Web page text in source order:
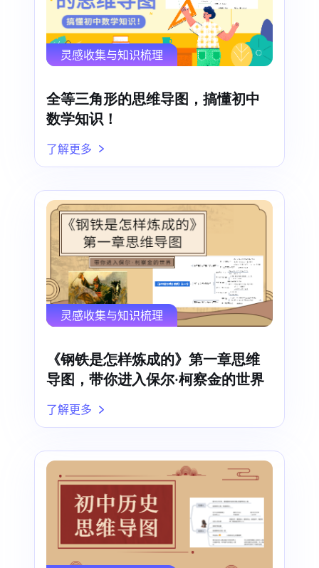
灵感收集与知识梳理
全等三角形的思维导图，搞懂初中
数学知识！
了解更多
灵感收集与知识梳理
《钢铁是怎样炼成的》第一章思维
导图，带你进入保尔·柯察金的世界
了解更多